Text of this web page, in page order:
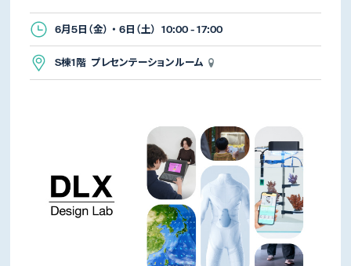
6月5日（金） ・ 6日（土） 10:00 - 17:00
S棟1階 プレセンテーションルーム